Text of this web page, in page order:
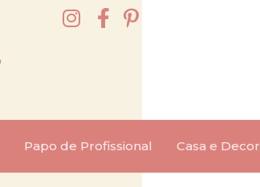
Papo de Profissional Casa e Decor